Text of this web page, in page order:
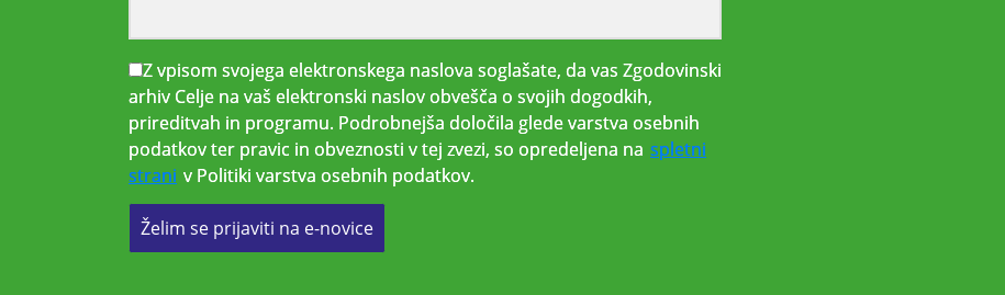
Z vpisom svojega elektronskega naslova soglašate, da vas Zgodovinski
arhiv Celje na vaš elektronski naslov obvešča o svojih dogodkih,
prireditvah in programu. Podrobnejša določila glede varstva osebnih
podatkov ter pravic in obveznosti v tej zvezi, so opredeljena na spletni
strani v Politiki varstva osebnih podatkov.
Želim se prijaviti na e-novice